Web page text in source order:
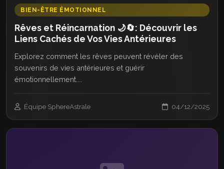
BIEN-ÊTRE ÉMOTIONNEL
Rêves et Réincarnation 🌙🔄: Découvrir les
Liens Cachés de Vos Vies Antérieures
Explorez comment les rêves peuvent révéler des
souvenirs de vies antérieures et guérir
émotionnellement....
Équipe SphereAstrale 04/12/2025